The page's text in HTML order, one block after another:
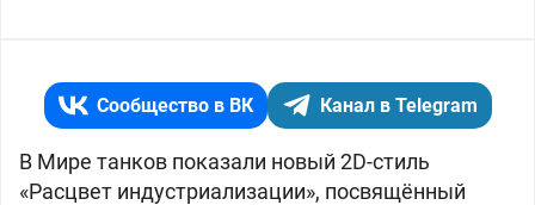
Сообщество в ВК Канал в Telegram
В Мире танков показали новый 2D-стиль
«Расцвет индустриализации», посвящённый